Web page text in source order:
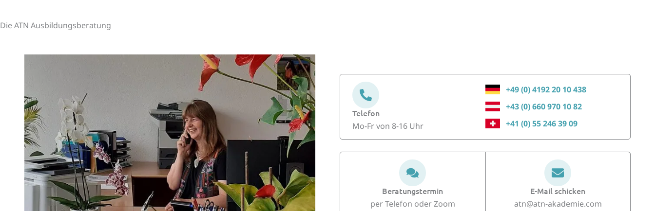
Die ATN Ausbildungsberatung
Telefon
Mo-Fr von 8-16 Uhr
+49 (0) 4192 20 10 438
+43 (0) 660 970 10 82
+41 (0) 55 246 39 09
Beratungs­termin
per Telefon oder Zoom
E-Mail schicken
atn@atn-akademie.com